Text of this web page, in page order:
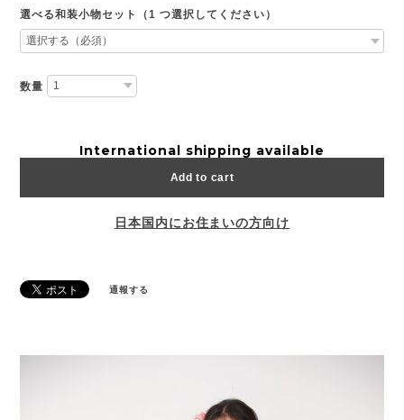
選べる和装小物セット（1 つ選択してください）
数量
International shipping available
Add to cart
日本国内にお住まいの方向け
通報する